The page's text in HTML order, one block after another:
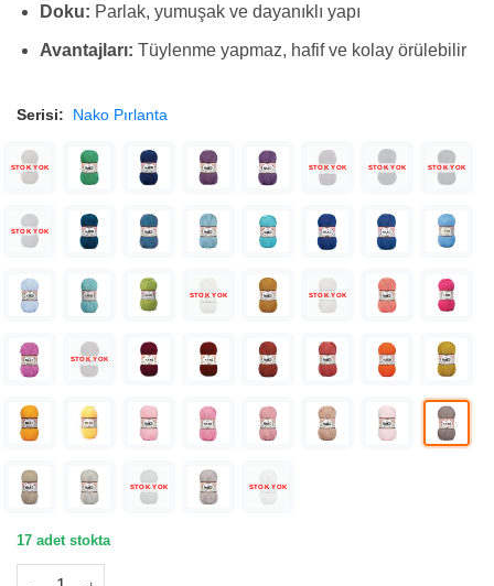
Doku: Parlak, yumuşak ve dayanıklı yapı
Avantajları: Tüylenme yapmaz, hafif ve kolay örülebilir
Serisi: Nako Pırlanta
STOK YOK STOK YOK STOK YOK STOK YOK
STOK YOK
STOK YOK STOK YOK
STOK YOK
STOK YOK STOK YOK
17 adet stokta
Nako Pırlanta Vizon Örgü İpliği 02000 adet